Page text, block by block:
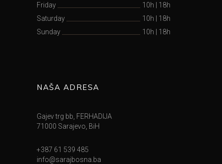
Friday
10h
18h
Saturday
10h
18h
Sunday
10h 18h
NAŠA ADRESA
Gajev trg bb, FERHADIJA
71000 Sarajevo, BiH
+387 61 539 485
info@sarajbosna.ba